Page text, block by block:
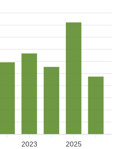
2023 2025